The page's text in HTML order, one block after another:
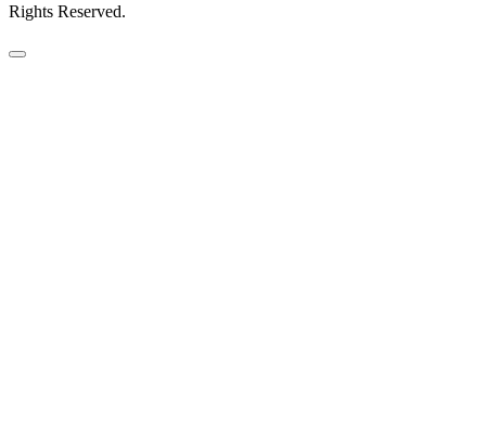
Rights Reserved.